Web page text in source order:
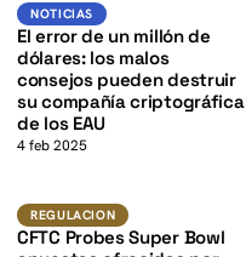
NOTICIAS
El error de un millón de
dólares: los malos
consejos pueden destruir
su compañía criptográfica
de los EAU
4 feb 2025
Regulacion
REGULACION
CFTC Probes Super Bowl